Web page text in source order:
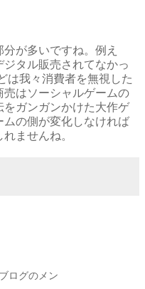
が多いですね。例え
タル販売されてなかっ
は我々消費者を無視した
はソーシャルゲームの
をガンガンかけた大作ゲ
の側が変化しなければ
ませんね。
ログのメン